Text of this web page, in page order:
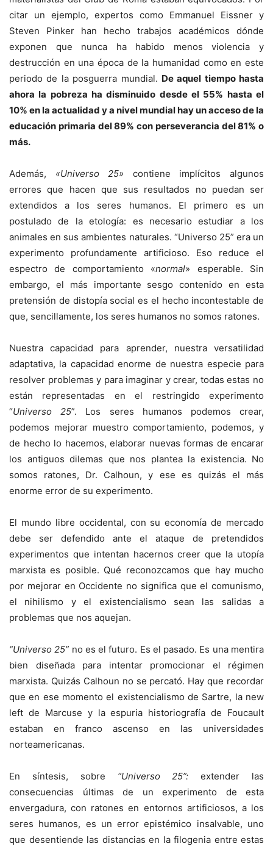
citar un ejemplo, expertos como Emmanuel Eissner y
Steven Pinker han hecho trabajos académicos dónde
exponen que nunca ha habido menos violencia y
destrucción en una época de la humanidad como en este
periodo de la posguerra mundial. De aquel tiempo hasta
ahora la pobreza ha disminuido desde el 55% hasta el
10% en la actualidad y a nivel mundial hay un acceso de la
educación primaria del 89% con perseverancia del 81% o
más.
Además, «Universo 25» contiene implícitos algunos
errores que hacen que sus resultados no puedan ser
extendidos a los seres humanos. El primero es un
postulado de la etología: es necesario estudiar a los
animales en sus ambientes naturales. “Universo 25” era un
experimento profundamente artificioso. Eso reduce el
espectro de comportamiento «normal» esperable. Sin
embargo, el más importante sesgo contenido en esta
pretensión de distopía social es el hecho incontestable de
que, sencillamente, los seres humanos no somos ratones.
Nuestra capacidad para aprender, nuestra versatilidad
adaptativa, la capacidad enorme de nuestra especie para
resolver problemas y para imaginar y crear, todas estas no
están representadas en el restringido experimento
“Universo 25”. Los seres humanos podemos crear,
podemos mejorar muestro comportamiento, podemos, y
de hecho lo hacemos, elaborar nuevas formas de encarar
los antiguos dilemas que nos plantea la existencia. No
somos ratones, Dr. Calhoun, y ese es quizás el más
enorme error de su experimento.
El mundo libre occidental, con su economía de mercado
debe ser defendido ante el ataque de pretendidos
experimentos que intentan hacernos creer que la utopía
marxista es posible. Qué reconozcamos que hay mucho
por mejorar en Occidente no significa que el comunismo,
el nihilismo y el existencialismo sean las salidas a
problemas que nos aquejan.
“Universo 25” no es el futuro. Es el pasado. Es una mentira
bien diseñada para intentar promocionar el régimen
marxista. Quizás Calhoun no se percató. Hay que recordar
que en ese momento el existencialismo de Sartre, la new
left de Marcuse y la espuria historiografía de Foucault
estaban en franco ascenso en las universidades
norteamericanas.
En síntesis, sobre “Universo 25”: extender las
consecuencias últimas de un experimento de esta
envergadura, con ratones en entornos artificiosos, a los
seres humanos, es un error epistémico insalvable, uno
que desentiende las distancias en la filogenia entre estas